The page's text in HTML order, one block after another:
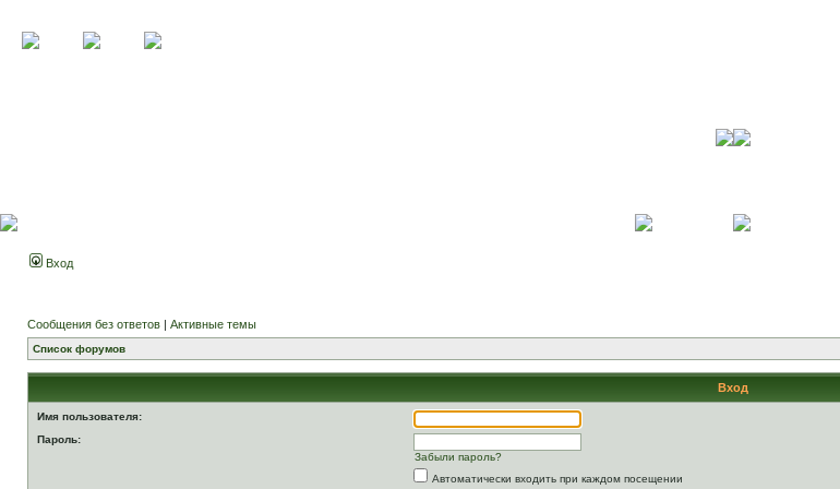
Вход
Сообщения без ответов | Активные темы
Список форумов
Вход
Имя пользователя:
Пароль:
Забыли пароль?
Автоматически входить при каждом посещении